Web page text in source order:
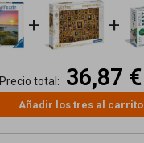
+ +
Precio total: 36,87 €
Añadir los tres al carrito